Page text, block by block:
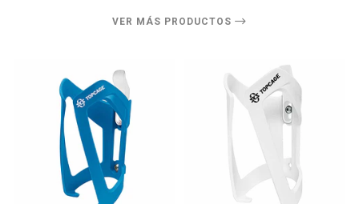
VER MÁS PRODUCTOS